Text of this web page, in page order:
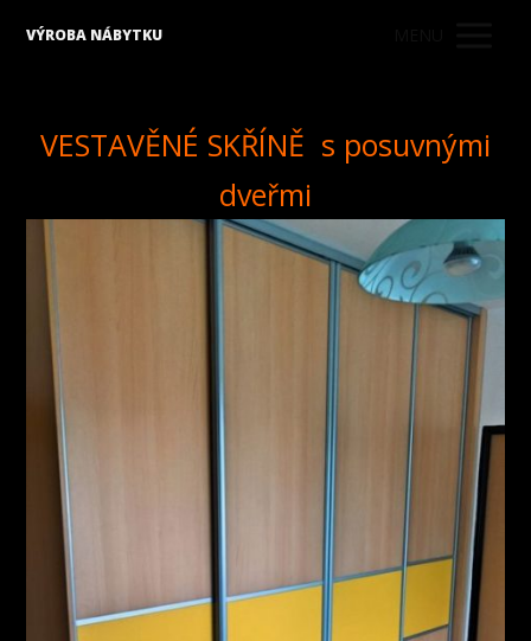
VÝROBA NÁBYTKU
VESTAVĚNÉ SKŘÍNĚ s posuvnými
dveřmi